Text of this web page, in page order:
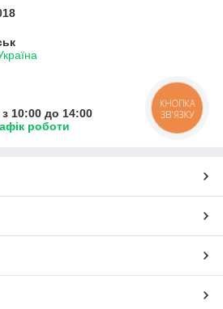
10:00 до 14:00
роботи
КНОПКА
ЗВ'ЯЗКУ